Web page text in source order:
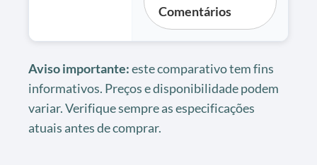
Comentários
Aviso importante:este comparativo tem fins
informativos. Preços e disponibilidade podem
variar. Verifique sempre as especificações
atuais antes de comprar.